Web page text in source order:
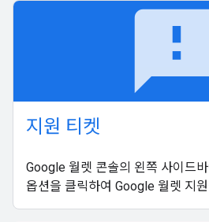
지원 티켓
Google 월렛 콘솔의 왼쪽 사이드
옵션을 클릭하여 Google 월렛 지